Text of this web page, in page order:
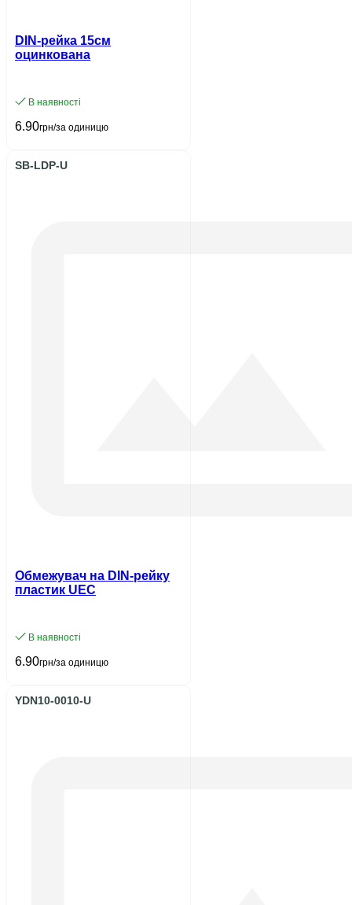
DIN-рейка 15см
оцинкована
В наявності
6.90грн/за одиницю
SB-LDP-U
Обмежувач на DIN-рейку
пластик UEC
В наявності
6.90грн/за одиницю
YDN10-0010-U